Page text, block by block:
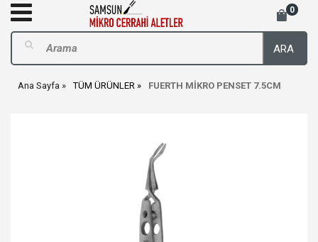
0
ARA
Ana Sayfa TÜM ÜRÜNLER FUERTH MİKRO PENSET 7.5CM